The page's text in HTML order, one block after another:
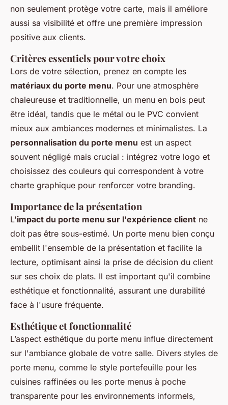
non seulement protège votre carte, mais il améliore
aussi sa visibilité et offre une première impression
positive aux clients.
Critères essentiels pour votre choix
Lors de votre sélection, prenez en compte les
matériaux du porte menu. Pour une atmosphère
chaleureuse et traditionnelle, un menu en bois peut
être idéal, tandis que le métal ou le PVC convient
mieux aux ambiances modernes et minimalistes. La
personnalisation du porte menu est un aspect
souvent négligé mais crucial : intégrez votre logo et
choisissez des couleurs qui correspondent à votre
charte graphique pour renforcer votre branding.
Importance de la présentation
L'impact du porte menu sur l'expérience client ne
doit pas être sous-estimé. Un porte menu bien conçu
embellit l'ensemble de la présentation et facilite la
lecture, optimisant ainsi la prise de décision du client
sur ses choix de plats. Il est important qu'il combine
esthétique et fonctionnalité, assurant une durabilité
face à l'usure fréquente.
Esthétique et fonctionnalité
L’aspect esthétique du porte menu influe directement
sur l'ambiance globale de votre salle. Divers styles de
porte menu, comme le style portefeuille pour les
cuisines raffinées ou les porte menus à poche
transparente pour les environnements informels,